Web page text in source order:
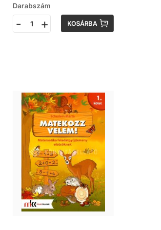
Darabszám
- + KOSÁRBA